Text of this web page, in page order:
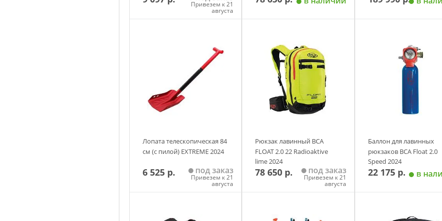
• Карман BC Link с внешним доступом
• Съемный внутренний разделитель отсека
• Карман(ы) на поясном ремне
• Двойные плечевые ремни на молнии
• Совместимость с гидратацией
• Формованная задняя панель с охлаждающими ребрами
• Формованная задняя панель
• Набедренный ремень с карманом для хранения
Привезем к 21
августа
Лопата телескопическая 84
см (с пилой) EXTREME 2024
6 525 р. под заказ
Привезем к 21
августа
Рюкзак лавинный BCA
FLOAT 2.0 22 Radioaktive
lime 2024
78 650 р. под заказ
Привезем к 21
августа
Баллон для лавинных
рюкзаков BCA Float 2.0
Speed 2024
22 175 р. в